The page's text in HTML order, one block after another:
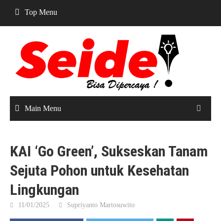
content
Top Menu
Main Menu
KAI ‘Go Green’, Sukseskan Tanam
Sejuta Pohon untuk Kesehatan
Lingkungan
11/01/2025 Supriyanto Martosuwito